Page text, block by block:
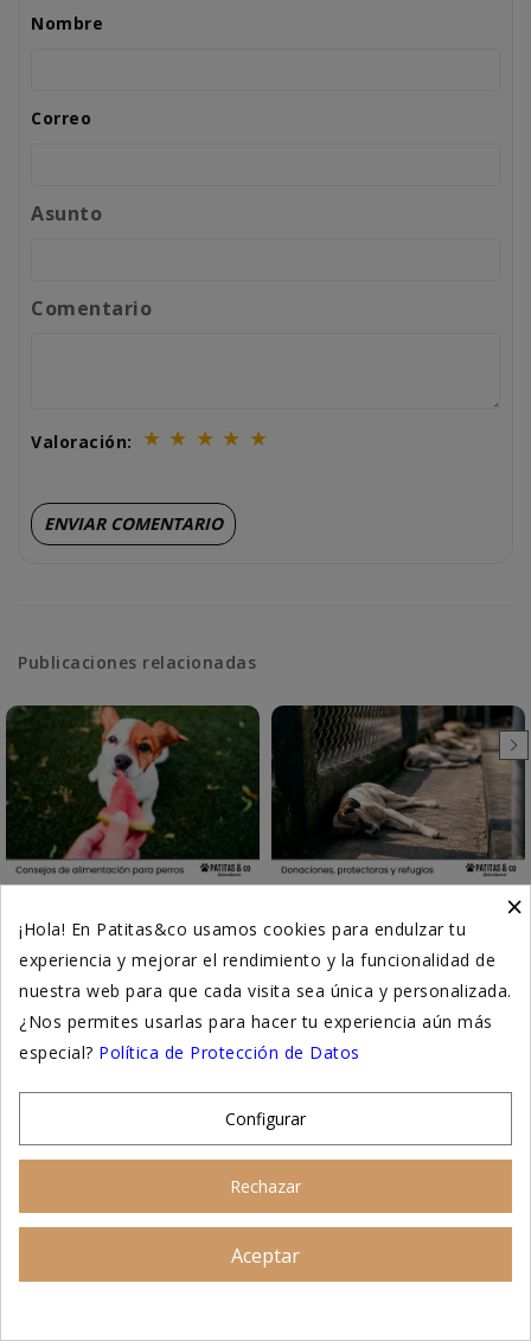
Nombre
Correo
Asunto
Comentario
Valoración: ★ ★ ★ ★ ★
Publicaciones relacionadas
HIDRATAR A TU PERRO EN
VERANO
1 comentario
Mantener a tu perro bien
hidratado es crucial para su
salud, especialmente en
alimentos...
PROTECTORA DE
ANIMALES
El maltrato animal: una
realidad que no podemos
ignorar Cada año, miles de
perros y gatos sufren a causa
del...
Leer más
Únete a Patitas&co
Asesoramiento personalizado
×
¡Hola! En Patitas&co usamos cookies para endulzar tu
experiencia y mejorar el rendimiento y la funcionalidad de
nuestra web para que cada visita sea única y personalizada.
¿Nos permites usarlas para hacer tu experiencia aún más
especial? Política de Protección de Datos
Configurar
Rechazar
Aceptar